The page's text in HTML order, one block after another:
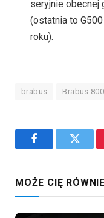
seryjnie obecnej
(ostatnia to
roku).
brabus Brabus
Facebook
MOŻE CIĘ